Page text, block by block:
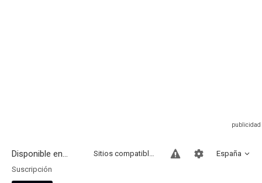
Disponible en... España
Sitios compatibles
Suscripción